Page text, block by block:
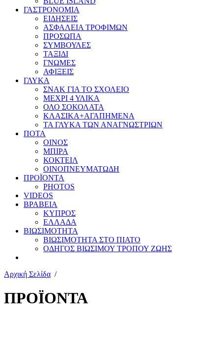
ΓΑΣΤΡΟΝΟΜΙΑ
ΕΙΔΗΣΕΙΣ
ΑΣΦΑΛΕΙΑ ΤΡΟΦΙΜΩΝ
ΠΡΟΣΩΠΑ
ΣΥΜΒΟΥΛΕΣ
ΤΑΞΙΔΙ
ΓΝΩΜΕΣ
ΑΦΙΞΕΙΣ
ΓΛΥΚΑ
ΣΝΑΚ ΓΙΑ ΤΟ ΣΧΟΛΕΙΟ
ΜΕΧΡΙ 4 ΥΛΙΚΑ
ΟΛΟ ΣΟΚΟΛΑΤΑ
ΚΛΑΣΙΚΑ+ΑΓΑΠΗΜΕΝΑ
ΤΑ ΓΛΥΚΑ ΤΩΝ ΑΝΑΓΝΩΣΤΡΙΩΝ
ΠΟΤΑ
ΟΙΝΟΣ
ΜΠΙΡΑ
ΚΟΚΤΕΙΛ
ΟΙΝΟΠΝΕΥΜΑΤΩΔΗ
ΠΡΟΪΟΝΤΑ
PHOTOS
VIDEOS
ΒΡΑΒΕΙΑ
ΚΥΠΡΟΣ
ΕΛΛΑΔΑ
ΒΙΩΣΙΜΟΤΗΤΑ
ΒΙΩΣΙΜΟΤΗΤΑ ΣΤΟ ΠΙΑΤΟ
ΟΔΗΓΟΣ ΒΙΩΣΙΜΟΥ ΤΡΟΠΟΥ ΖΩΗΣ
Αρχική Σελίδα /
ΠΡΟΪΟΝΤΑ